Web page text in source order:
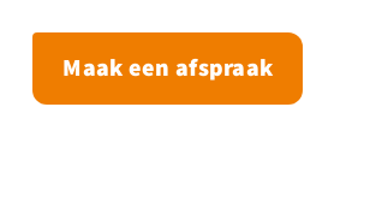
Maak een afspraak